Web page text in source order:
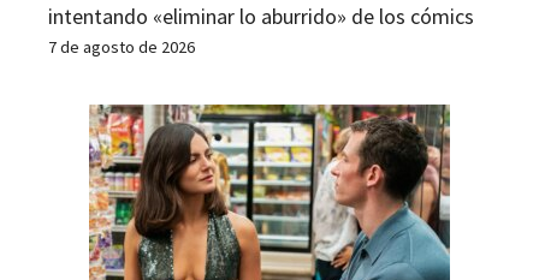
intentando «eliminar lo aburrido» de los cómics
7 de agosto de 2026